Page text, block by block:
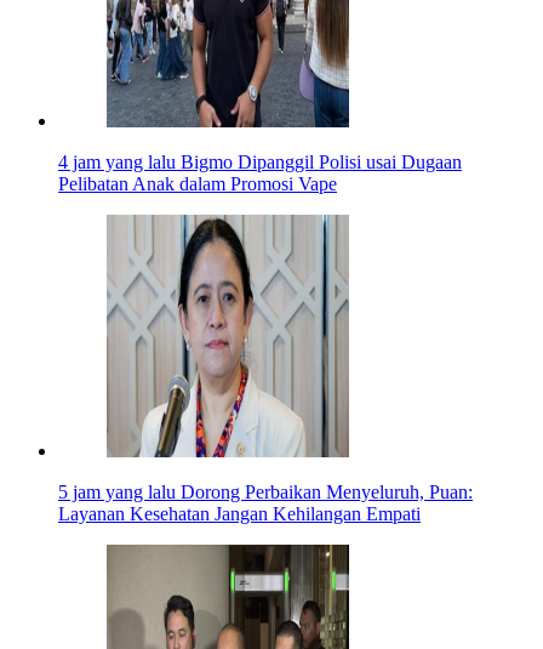
4 jam yang lalu Bigmo Dipanggil Polisi usai Dugaan
Pelibatan Anak dalam Promosi Vape
5 jam yang lalu Dorong Perbaikan Menyeluruh, Puan:
Layanan Kesehatan Jangan Kehilangan Empati